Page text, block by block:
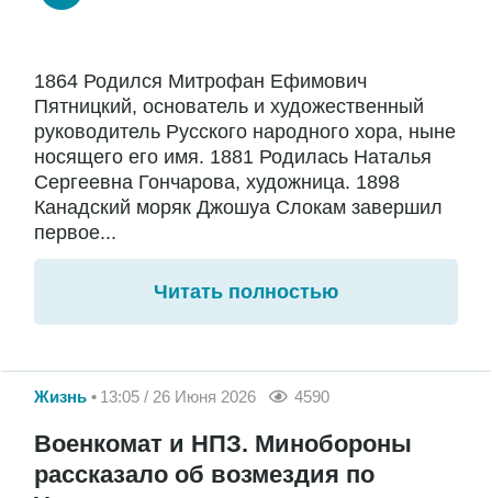
1864 Родился Митрофан Ефимович
Пятницкий, основатель и художественный
руководитель Русского народного хора, ныне
носящего его имя. 1881 Родилась Наталья
Сергеевна Гончарова, художница. 1898
Канадский моряк Джошуа Слокам завершил
первое...
Читать полностью
Жизнь 13:05 / 26 Июня 2026 4590
Военкомат и НПЗ. Минобороны
рассказало об возмездия по